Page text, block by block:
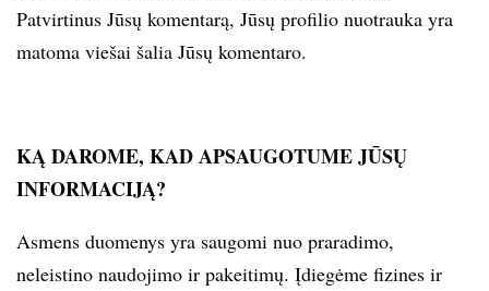
Patvirtinus Jūsų komentarą, Jūsų profilio nuotrauka yra
matoma viešai šalia Jūsų komentaro.
KĄ DAROME, KAD APSAUGOTUME JŪSŲ
INFORMACIJĄ?
Asmens duomenys yra saugomi nuo praradimo,
neleistino naudojimo ir pakeitimų. Įdiegėme fizines ir